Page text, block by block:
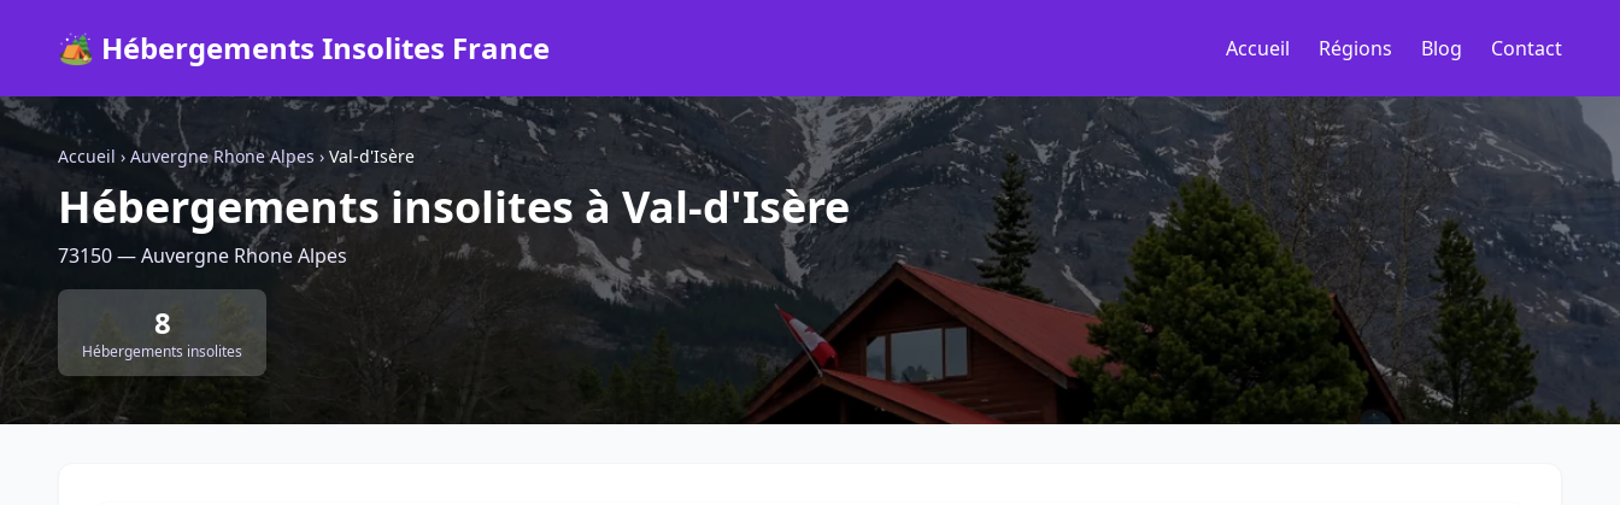
🏕️ Hébergements Insolites France Accueil Régions Blog Contact
Accueil › Auvergne Rhone Alpes › Val-d'Isère
Hébergements insolites à Val-d'Isère
73150 — Auvergne Rhone Alpes
8
Hébergements insolites